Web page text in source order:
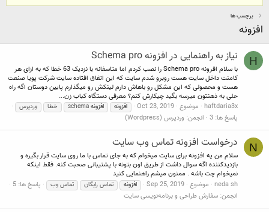
برچسب ها
افزونه
H نياز به راهنمایی در افزونه Schema pro
با سلام افرونه Schema pro را نصب كردم اما متاسفانه با نزدیک 63 خطا که به ازای هر
کامنت داخل سایت هست روبرو شدم سایت که این اتفاق افتاده سایت شرکت پویا صنعت
هست و محصولی که این مشکل رو باهاش دارم لینکش رو میگذارم پایین دوستان اگه راه
حلی به ذهنتون میرسه بگید چیکارش کنم؟ معرفی دستگاه کباب زن...
haftdaria3x موضوع Oct 23, 2019 افزونه افزونه خطا وردپرس
پاسخ ها: 3 انجمن: وردپرس (Wordpress)
N درخواست افزونه تماس وب سایت
سلام من یه افزونه برای سایت میخوام که به جای تماس با ما روی سایت قرار بگیره و
بازدیدکننده اگه سوال داشت از طریق اون بتونه با پشتیبانی صحبت کنه. فقط اینکه
نمیخوام چت باشه . ممنون میشم راهنمایی کنید
neda sh موضوع Sep 25, 2019 افزونه تماس رایگان تماس وب
پاسخ ها: 5
انجمن: سفارش طراحی و برنامه‌نویسی سایت